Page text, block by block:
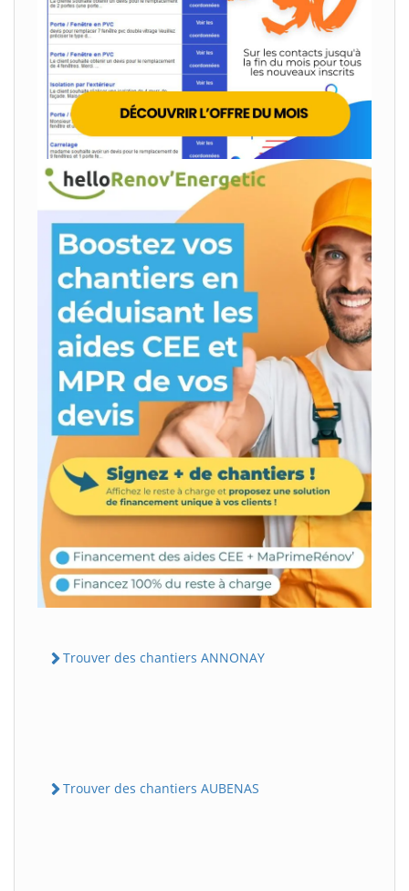
Trouver des chantiers ANNONAY
Trouver des chantiers AUBENAS